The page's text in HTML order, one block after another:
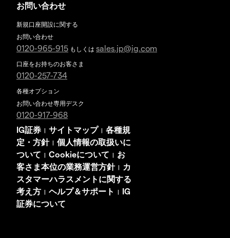
お問い合わせ
新規口座開設に関する
お問い合わせ
0120-965-915 もしくは sales.jp@ig.com
口座をお持ちのお客さま
0120-257-734
各種オプション
お問い合わせ専用デスク
0120-917-968
IG証券 | サイトマップ | 各種規
定・方針| 個人情報の取扱いに
ついて | Cookieについて | お
客さま本位の業務運営方針|
カ
スタマーハラスメントに関する
考え方 | ヘルプ＆サポート | IG
証券について